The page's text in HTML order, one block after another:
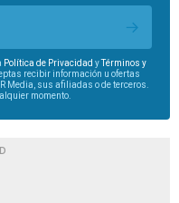
Política de Privacidad yTérminos y
recibir información u ofertas
Media, sus afiliadas o de terceros.
momento.